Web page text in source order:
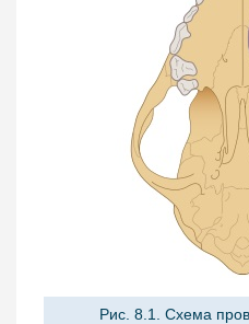
Рис. 8.1. Схема